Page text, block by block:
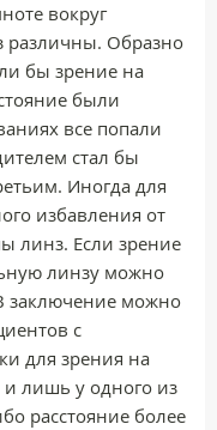
вокруг
различны. Образно
бы зрение на
были
все попали
стал бы
Иногда для
избавления от
линз. Если зрение
линзу можно
заключение можно
с
для зрения на
и лишь у одного из
расстояние более